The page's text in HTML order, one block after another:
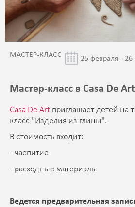
МАСТЕР-КЛАСС 25 февраля -
Мастер-класс в Casa De Art
Casa De Art приглашает детей на
класс "Изделия из глины".
В стоимость входит:
- чаепитие
- расходные материалы
Ведется предварительная